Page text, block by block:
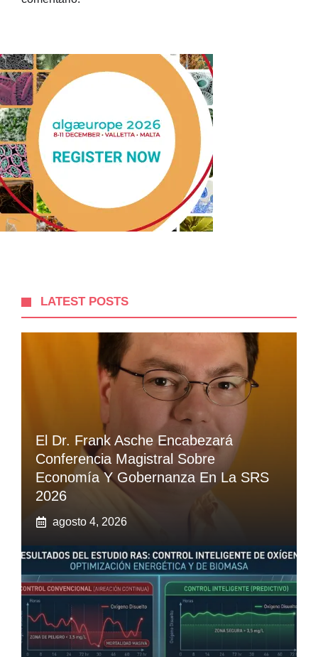
LATEST POSTS
El Dr. Frank Asche Encabezará
Conferencia Magistral Sobre
Economía Y Gobernanza En La SRS
2026
agosto 4, 2026